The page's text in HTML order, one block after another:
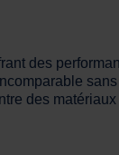
des
des